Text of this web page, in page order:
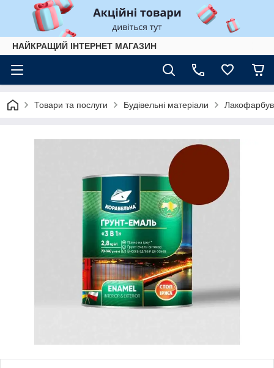
НАЙКРАЩИЙ ІНТЕРНЕТ МАГАЗИН
Товари та послуги Будівельні матеріали